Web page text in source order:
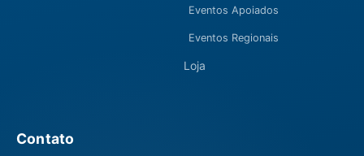
Eventos Apoiados
Eventos Regionais
Loja
Contato